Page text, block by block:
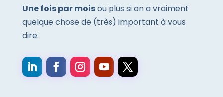
Une fois par moisou plus si on a vraiment
quelque chose de (très) important à vous
dire.